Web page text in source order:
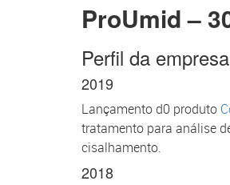
ProUmid –
Perfil da
2019
Lançamento d0 produto
tratamento para análise
cisalhamento.
2018